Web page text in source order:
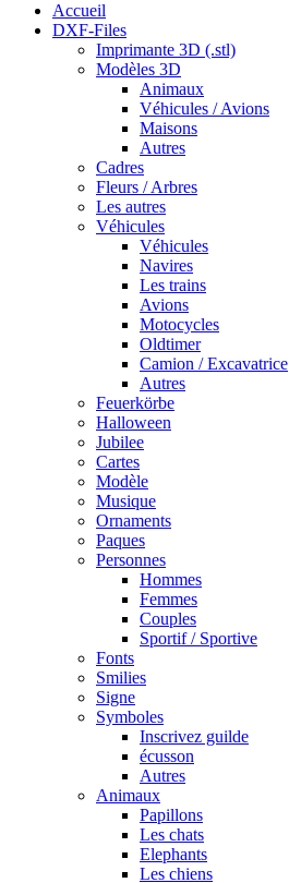
Accueil
DXF-Files
Imprimante 3D (.stl)
Modèles 3D
Animaux
Véhicules / Avions
Maisons
Autres
Cadres
Fleurs / Arbres
Les autres
Véhicules
Véhicules
Navires
Les trains
Avions
Motocycles
Oldtimer
Camion / Excavatrice
Autres
Feuerkörbe
Halloween
Jubilee
Cartes
Modèle
Musique
Ornaments
Paques
Personnes
Hommes
Femmes
Couples
Sportif / Sportive
Fonts
Smilies
Signe
Symboles
Inscrivez guilde
écusson
Autres
Animaux
Papillons
Les chats
Elephants
Les chiens